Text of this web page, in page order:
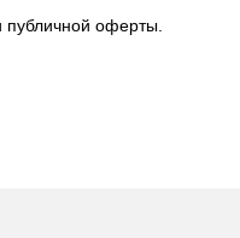
публичной оферты.